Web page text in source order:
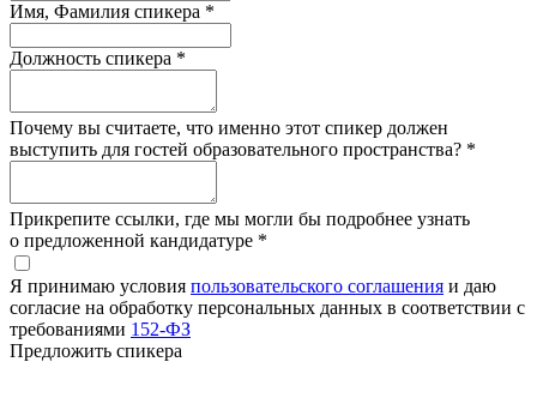
Имя, Фамилия спикера *
Должность спикера *
Почему вы считаете, что именно этот спикер должен
выступить для гостей образовательного пространства? *
Прикрепите ссылки, где мы могли бы подробнее узнать
о предложенной кандидатуре *
Я принимаю условия пользовательского соглашения и даю
согласие на обработку персональных данных в соответствии с
требованиями 152-ФЗ
Предложить спикера